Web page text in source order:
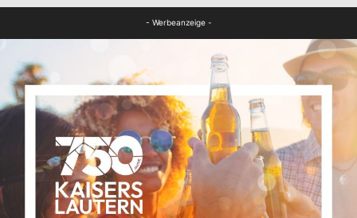
- Werbeanzeige -